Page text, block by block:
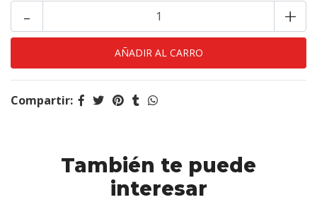
+
-
Compartir:
También te puede
interesar